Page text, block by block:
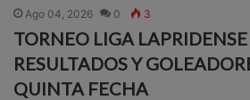
Ago 04, 2026 0 3
TORNEO LIGA
RESULTADOS Y
QUINTA FECHA